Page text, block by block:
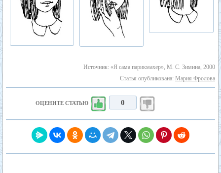
Источник: «Я сама парикмахер», М. С. Зимина, 2000
Статья опубликована: Мария Фролова
ОЦЕНИТЕ СТАТЬЮ 0